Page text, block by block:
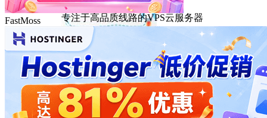
DMIT
专注于高品质线路的VPS云服务器
FastMoss